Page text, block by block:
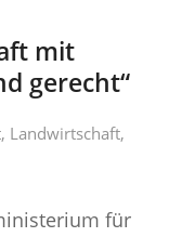
mit
gerecht“
, Landwirtschaft,
für